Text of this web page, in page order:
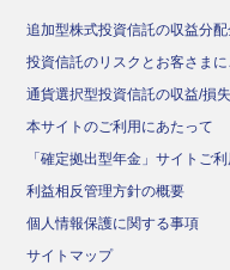
追加型株式投資信託の収益分
投資信託のリスクとお客さま
通貨選択型投資信託の収益/損
本サイトのご利用にあたって
「確定拠出型年金」サイトご
利益相反管理方針の概要
個人情報保護に関する事項
サイトマップ